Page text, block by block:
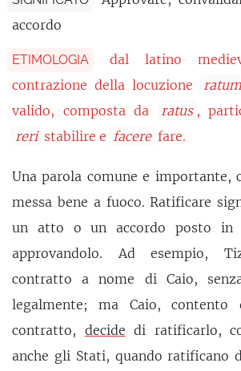
accordo
ETIMOLOGIA dal latino
contrazione della locuzione
valido, composta da
ratus ,
reri stabilire e facere fare.
Una parola comune e importante,
messa bene a fuoco. Ratificare
un atto o un accordo posto in
approvandolo. Ad esempio,
contratto a nome di Caio,
legalmente; ma Caio, contento
contratto, decide di ratificarlo,
anche gli Stati, quando ratificano